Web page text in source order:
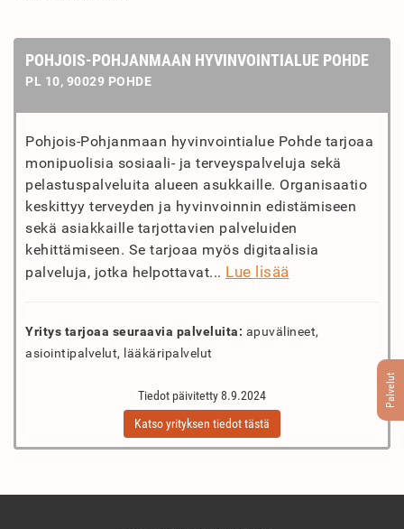
Palvelut
POHJOIS-POHJANMAAN HYVINVOINTIALUE POHDE
PL 10, 90029 POHDE
Pohjois-Pohjanmaan hyvinvointialue Pohde tarjoaa
monipuolisia sosiaali- ja terveyspalveluja sekä
pelastuspalveluita alueen asukkaille. Organisaatio
keskittyy terveyden ja hyvinvoinnin edistämiseen
sekä asiakkaille tarjottavien palveluiden
kehittämiseen. Se tarjoaa myös digitaalisia
palveluja, jotka helpottavat... Lue lisää
Yritys tarjoaa seuraavia palveluita: apuvälineet,
asiointipalvelut, lääkäripalvelut
Tiedot päivitetty 8.9.2024
Katso yrityksen tiedot tästä